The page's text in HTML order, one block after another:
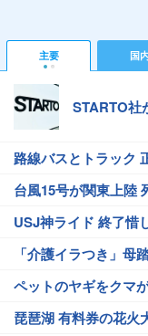
主要 国
STARTO社
路線バスとトラック
台風15号が関東上陸
USJ神ライド 終了惜
「介護イラつき」母
ペットのヤギをクマ
琵琶湖 有料券の花火